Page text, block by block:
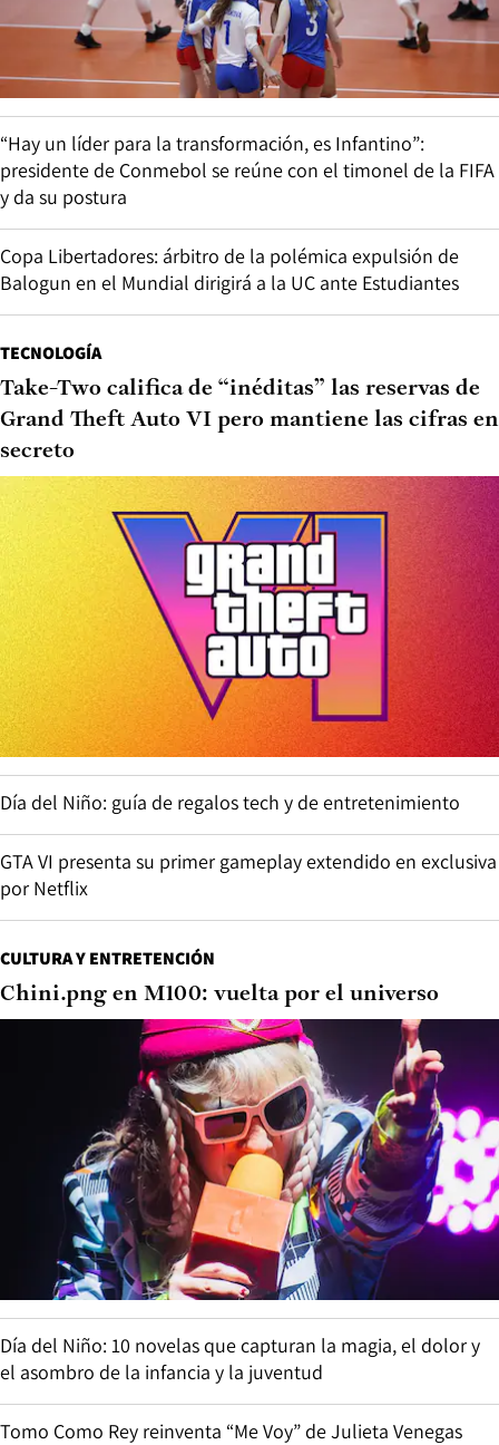
“Hay un líder para la transformación, es Infantino”:
presidente de Conmebol se reúne con el timonel de la FIFA
y da su postura
Copa Libertadores: árbitro de la polémica expulsión de
Balogun en el Mundial dirigirá a la UC ante Estudiantes
TECNOLOGÍA
Take-Two califica de “inéditas” las reservas de
Grand Theft Auto VI pero mantiene las cifras en
secreto
Día del Niño: guía de regalos tech y de entretenimiento
GTA VI presenta su primer gameplay extendido en exclusiva
por Netflix
CULTURA Y ENTRETENCIÓN
Chini.png en M100: vuelta por el universo
Día del Niño: 10 novelas que capturan la magia, el dolor y
el asombro de la infancia y la juventud
Tomo Como Rey reinventa “Me Voy” de Julieta Venegas